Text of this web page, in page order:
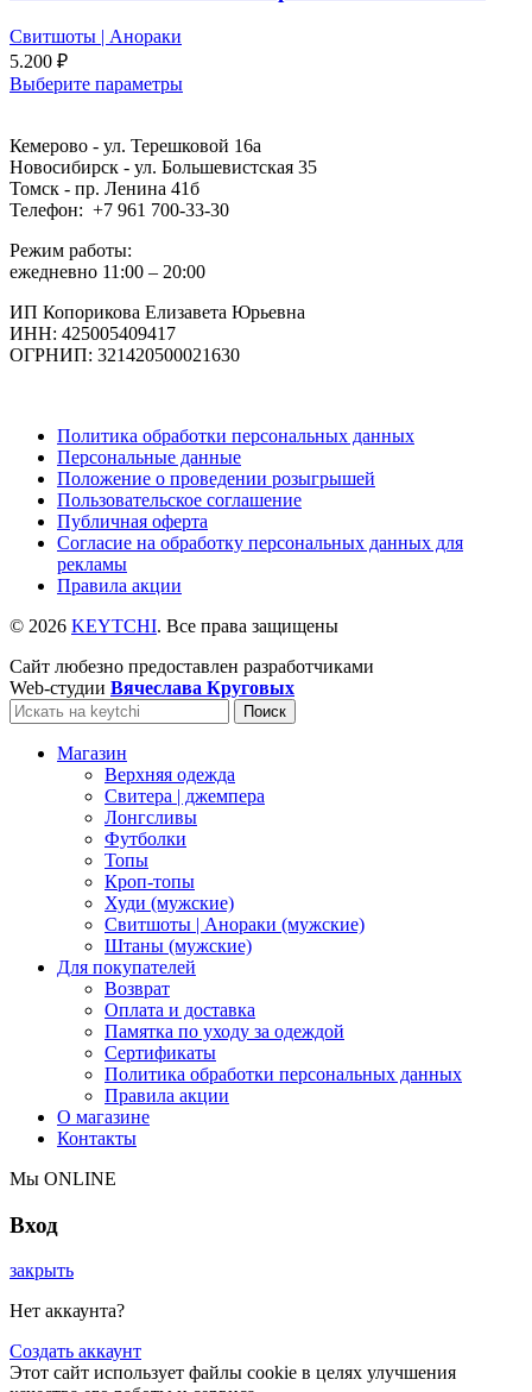
Свитшоты | Анораки
5.200 ₽
Выберите параметры
Кемерово - ул. Терешковой 16а
Новосибирск - ул. Большевистская 35
Томск - пр. Ленина 41б
Телефон: +7 961 700-33-30
Режим работы:
ежедневно 11:00 – 20:00
ИП Копорикова Елизавета Юрьевна
ИНН: 425005409417
ОГРНИП: 321420500021630
Политика обработки персональных данных
Персональные данные
Положение о проведении розыгрышей
Пользовательское соглашение
Публичная оферта
Согласие на обработку персональных данных для
рекламы
Правила акции
© 2026 KEYTCHI. Все права защищены
Сайт любезно предоставлен разработчиками
Web-студии Вячеслава Круговых
Поиск
Магазин
Верхняя одежда
Свитера | джемпера
Лонгсливы
Футболки
Топы
Кроп-топы
Худи (мужские)
Свитшоты | Анораки (мужские)
Штаны (мужские)
Для покупателей
Возврат
Оплата и доставка
Памятка по уходу за одеждой
Сертификаты
Политика обработки персональных данных
Правила акции
О магазине
Контакты
Мы ONLINE
Вход
закрыть
Нет аккаунта?
Создать аккаунт
Этот сайт использует файлы cookie в целях улучшения